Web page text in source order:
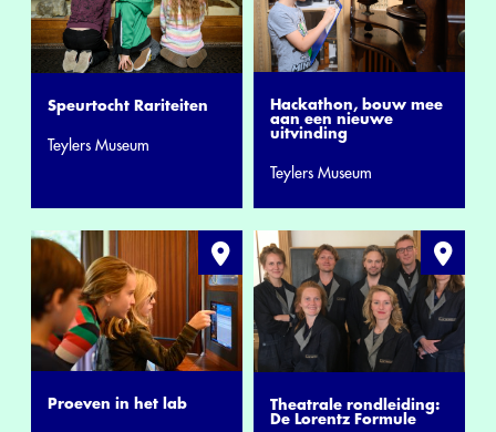
Speurtocht Rariteiten
Teylers Museum
Hackathon, bouw mee
aan een nieuwe
uitvinding
Teylers Museum
Proeven in het lab
Theatrale rondleiding:
De Lorentz Formule